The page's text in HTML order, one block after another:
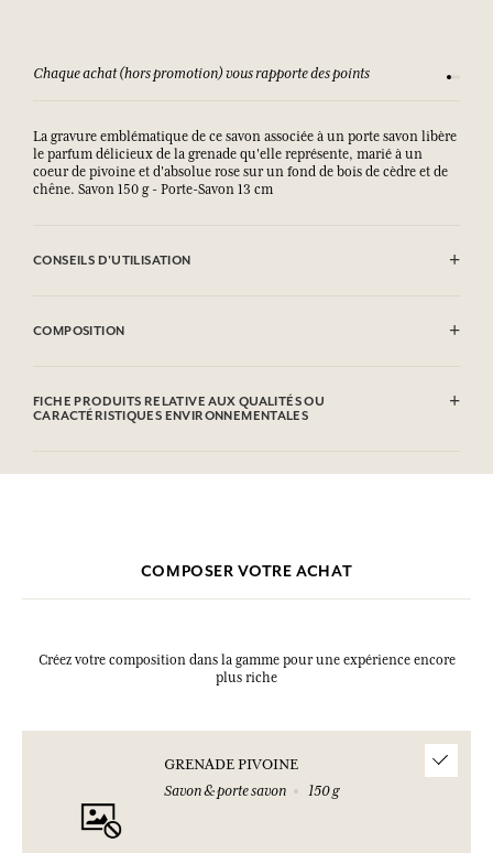
Chaque achat (hors promotion) vous rapporte des points
La gravure emblématique de ce savon associée à un porte savon libère
le parfum délicieux de la grenade qu'elle représente, marié à un
coeur de pivoine et d'absolue rose sur un fond de bois de cèdre et de
chêne. Savon 150 g - Porte-Savon 13 cm
CONSEILS D'UTILISATION
COMPOSITION
Parfum/Fragrance, Palm Kernel Acid, Glycerin, Argania Spinosa
Kernel Oil*, Rosmarinus Officinalis (Rosemary) Leaf Extract,
FICHE PRODUITS RELATIVE AUX QUALITÉS OU
CARACTÉRISTIQUES ENVIRONNEMENTALES
Veuillez consulter les qualités ou caractéristiques environnementales
COMPOSER VOTRE ACHAT
Créez votre composition dans la gamme pour une expérience encore
plus riche
GRENADE PIVOINE
Savon & porte savon
150 g